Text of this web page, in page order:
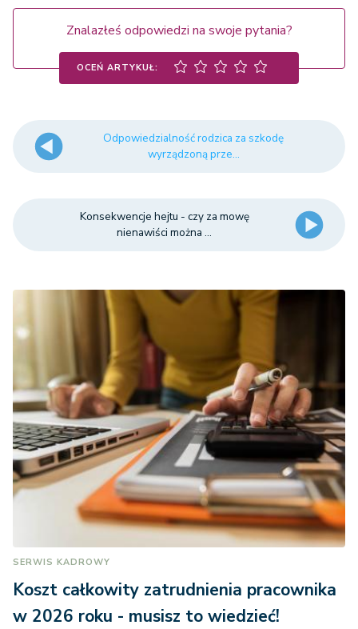
Znalazłeś odpowiedzi na swoje pytania?
OCEŃ ARTYKUŁ:
Odpowiedzialność rodzica za szkodę
wyrządzoną prze...
Konsekwencje hejtu - czy za mowę
nienawiści można ...
SERWIS KADROWY
Koszt całkowity zatrudnienia pracownika
w 2026 roku - musisz to wiedzieć!